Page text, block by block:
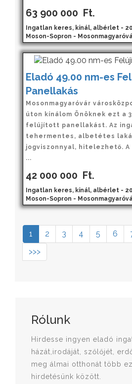
63 900 000 Ft.
Ingatlan keres, kínál, albérlet -
Moson-Sopron -
Eladó 49.00 nm-es
Panellakás
Mosonmagyaróvár
úton kínálom Önöknek ezt a
felújított panellakást. Az
tehermentes, albetétes
jogviszonnyal, hitelezhető. A
...
42 000 000 Ft.
Ingatlan keres, kínál, albérlet -
Moson-Sopron -
1 2 3 4 5 6
>>>
Rólunk
Hirdesse ingyen eladó
házát,irodáját, szőlőjét,
meg álmai otthonát több
hirdetésünk között.